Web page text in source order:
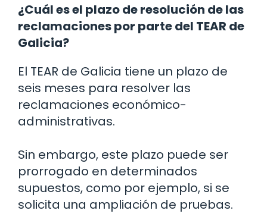
¿Cuál es el plazo de resolución de las
reclamaciones por parte del TEAR de
Galicia?
El TEAR de Galicia tiene un plazo de
seis meses para resolver las
reclamaciones económico-
administrativas.
Sin embargo, este plazo puede ser
prorrogado en determinados
supuestos, como por ejemplo, si se
solicita una ampliación de pruebas.